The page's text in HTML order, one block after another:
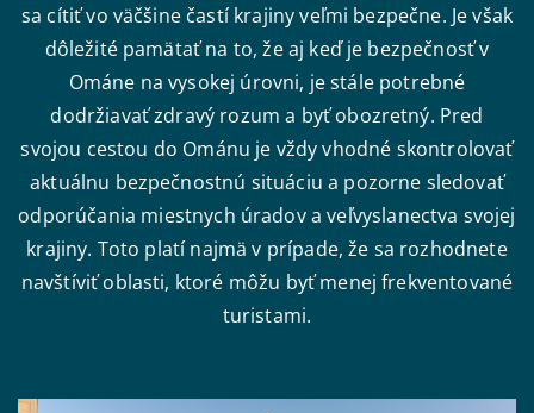
sa cítiť vo väčšine častí krajiny veľmi bezpečne. Je však
dôležité pamätať na to, že aj keď je bezpečnosť v
Ománe na vysokej úrovni, je stále potrebné
dodržiavať zdravý rozum a byť obozretný. Pred
svojou cestou do Ománu je vždy vhodné skontrolovať
aktuálnu bezpečnostnú situáciu a pozorne sledovať
odporúčania miestnych úradov a veľvyslanectva svojej
krajiny. Toto platí najmä v prípade, že sa rozhodnete
navštíviť oblasti, ktoré môžu byť menej frekventované
turistami.